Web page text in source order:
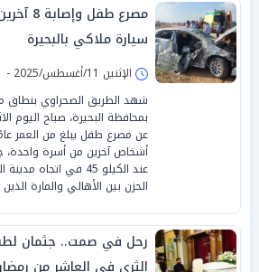
مصرع
سيارة ملاكي بالبحيرة
الإثنين 11/أغسطس/2025 - 05:31 م
شهد الطريق الصحراوي بنطاق
بمحافظة البحيرة، صباح اليوم
أشخاص آخرين من أسرة واحدة،
عند الكيلو 45 في اتجاه
الحزن بين الأهالي والمارة
رحل في صمت.. جثمان
الثرى في العاشر من